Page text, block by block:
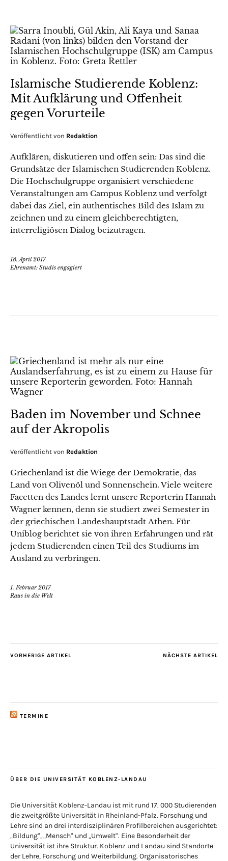
Islamische Studierende Koblenz:
Mit Aufklärung und Offenheit
gegen Vorurteile
Veröffentlicht von Redaktion
Aufklären, diskutieren und offen sein: Das sind die
Grundsätze der Islamischen Studierenden Koblenz.
Die Hochschulgruppe organisiert verschiedene
Veranstaltungen am Campus Koblenz und verfolgt
dabei das Ziel, ein authentisches Bild des Islam zu
zeichnen und zu einem gleichberechtigten,
interreligiösen Dialog beizutragen.
18. April 2017
Ehrenamt: Studis engagiert
Baden im November und Schnee
auf der Akropolis
Veröffentlicht von Redaktion
Griechenland ist die Wiege der Demokratie, das
Land von Olivenöl und Sonnenschein. Viele weitere
Facetten des Landes lernt unsere Reporterin Hannah
Wagner kennen, denn sie studiert zwei Semester in
der griechischen Landeshauptstadt Athen. Für
Uniblog berichtet sie von ihren Erfahrungen und rät
jedem Studierenden einen Teil des Studiums im
Ausland zu verbringen.
1. Februar 2017
Raus in die Welt
VORHERIGE ARTIKEL NÄCHSTE ARTIKEL
TERMINE
ÜBER DIE UNIVERSITÄT KOBLENZ-LANDAU
Die Universität Koblenz-Landau ist mit rund 17. 000 Studierenden
die zweitgrößte Universität in Rheinland-Pfalz. Forschung und
Lehre sind an drei interdisziplinären Profilbereichen ausgerichtet:
„Bildung“, „Mensch“ und „Umwelt“. Eine Besonderheit der
Universität ist ihre Struktur. Koblenz und Landau sind Standorte
der Lehre, Forschung und Weiterbildung. Organisatorisches